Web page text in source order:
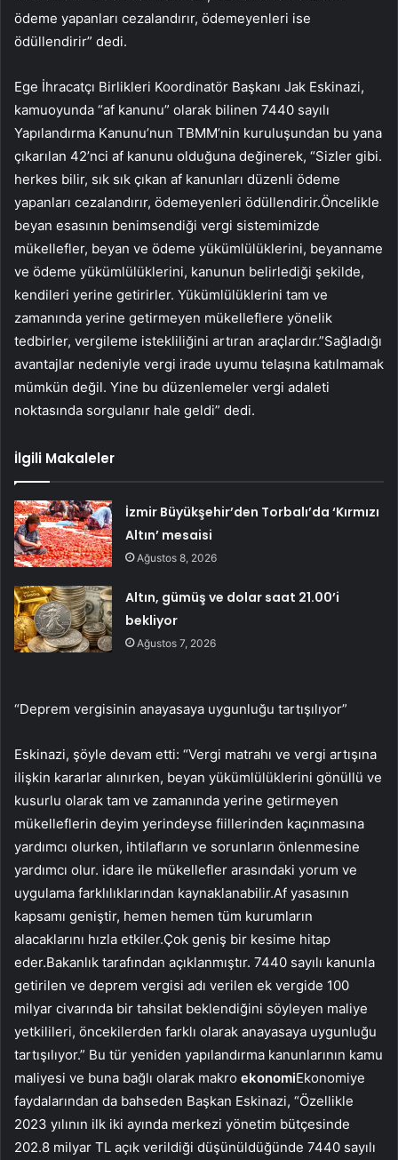
ödeme yapanları cezalandırır, ödemeyenleri ise
ödüllendirir” dedi.
Ege İhracatçı Birlikleri Koordinatör Başkanı Jak Eskinazi,
kamuoyunda “af kanunu” olarak bilinen 7440 sayılı
Yapılandırma Kanunu’nun TBMM’nin kuruluşundan bu yana
çıkarılan 42’nci af kanunu olduğuna değinerek, “Sizler gibi.
herkes bilir, sık sık çıkan af kanunları düzenli ödeme
yapanları cezalandırır, ödemeyenleri ödüllendirir.Öncelikle
beyan esasının benimsendiği vergi sistemimizde
mükellefler, beyan ve ödeme yükümlülüklerini, beyanname
ve ödeme yükümlülüklerini, kanunun belirlediği şekilde,
kendileri yerine getirirler. Yükümlülüklerini tam ve
zamanında yerine getirmeyen mükelleflere yönelik
tedbirler, vergileme istekliliğini artıran araçlardır.”Sağladığı
avantajlar nedeniyle vergi irade uyumu telaşına katılmamak
mümkün değil. Yine bu düzenlemeler vergi adaleti
noktasında sorgulanır hale geldi” dedi.
İlgili Makaleler
İzmir Büyükşehir’den Torbalı’da ‘Kırmızı
Altın’ mesaisi
Ağustos 8, 2026
Altın, gümüş ve dolar saat 21.00’i
bekliyor
Ağustos 7, 2026
“Deprem vergisinin anayasaya uygunluğu tartışılıyor”
Eskinazi, şöyle devam etti: “Vergi matrahı ve vergi artışına
ilişkin kararlar alınırken, beyan yükümlülüklerini gönüllü ve
kusurlu olarak tam ve zamanında yerine getirmeyen
mükelleflerin deyim yerindeyse fiillerinden kaçınmasına
yardımcı olurken, ihtilafların ve sorunların önlenmesine
yardımcı olur. idare ile mükellefler arasındaki yorum ve
uygulama farklılıklarından kaynaklanabilir.Af yasasının
kapsamı geniştir, hemen hemen tüm kurumların
alacaklarını hızla etkiler.Çok geniş bir kesime hitap
eder.Bakanlık tarafından açıklanmıştır. 7440 sayılı kanunla
getirilen ve deprem vergisi adı verilen ek vergide 100
milyar civarında bir tahsilat beklendiğini söyleyen maliye
yetkilileri, öncekilerden farklı olarak anayasaya uygunluğu
tartışılıyor.” Bu tür yeniden yapılandırma kanunlarının kamu
maliyesi ve buna bağlı olarak makro ekonomiEkonomiye
faydalarından da bahseden Başkan Eskinazi, “Özellikle
2023 yılının ilk iki ayında merkezi yönetim bütçesinde
202.8 milyar TL açık verildiği düşünüldüğünde 7440 sayılı